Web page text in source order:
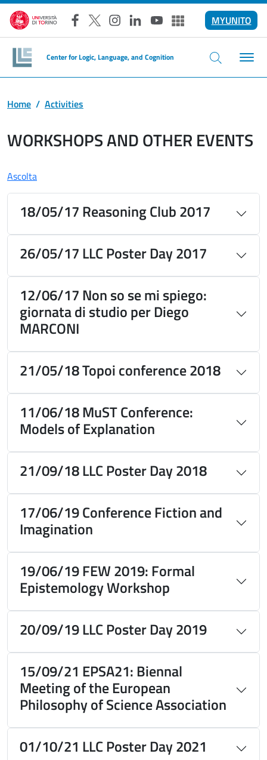
Salta al contenuto principale
Facebook
X Instagram
LinkedInYouTubeAltri social
MYUNITO
Center for Logic, Language, and Cognition
Home Activities
WORKSHOPS AND OTHER EVENTS
Ascolta
18/05/17 Reasoning Club 2017
26/05/17 LLC Poster Day 2017
12/06/17 Non so se mi spiego:
giornata di studio per Diego
MARCONI
21/05/18 Topoi conference 2018
11/06/18 MuST Conference:
Models of Explanation
21/09/18 LLC Poster Day 2018
17/06/19 Conference Fiction and
Imagination
19/06/19 FEW 2019: Formal
Epistemology Workshop
20/09/19 LLC Poster Day 2019
15/09/21 EPSA21: Biennal
Meeting of the European
Philosophy of Science Association
01/10/21 LLC Poster Day 2021